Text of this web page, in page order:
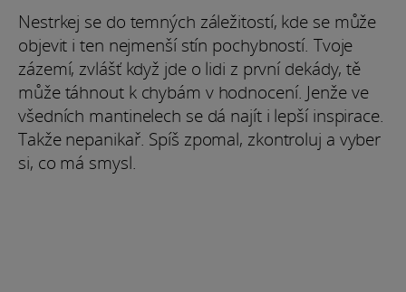
Nestrkej se do temných záležitostí, kde se může
objevit i ten nejmenší stín pochybností. Tvoje
zázemí, zvlášť když jde o lidi z první dekády, tě
může táhnout k chybám v hodnocení. Jenže ve
všedních mantinelech se dá najít i lepší inspirace.
Takže nepanikař. Spíš zpomal, zkontroluj a vyber
si, co má smysl.